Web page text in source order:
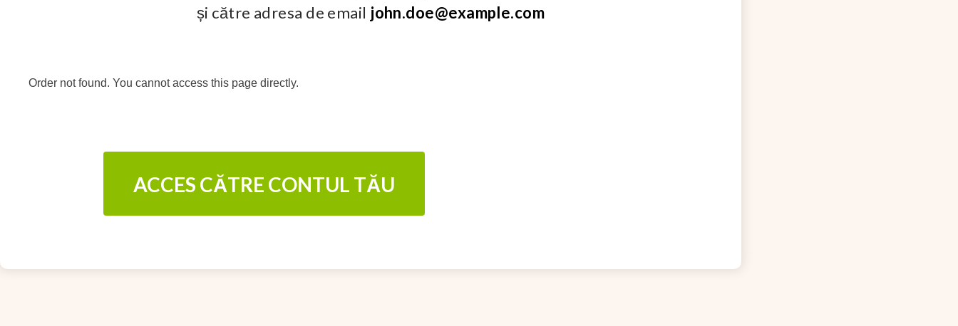
și către adresa de email john.doe@example.com
Order not found. You cannot access this page directly.
ACCES CĂTRE CONTUL TĂU